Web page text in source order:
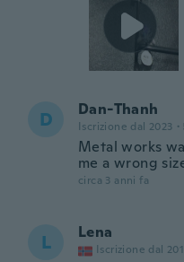
D Dan-Thanh
Iscrizione dal 2023 ·
Metal works
me a wrong
circa 3 anni fa
L Lena
Iscrizione dal